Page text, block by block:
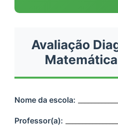
Avaliação
Matemática
Nome da escola:
Professor(a):